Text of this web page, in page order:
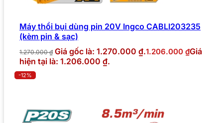
Máy thổi bụi dùng pin 20V Ingco CABLI203235
(kèm pin & sạc)
1.270.000₫ Giá gốc là: 1.270.000 ₫.1.206.000 ₫Giá
hiện tại là: 1.206.000 ₫.
-12%